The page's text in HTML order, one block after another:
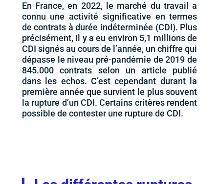
En France, en 2022, le marché du travail a
connu une activité significative en termes
de contrats à durée indéterminée (CDI). Plus
précisément, il y a eu environ 5,1 millions de
CDI signés au cours de l’année, un chiffre qui
dépasse le niveau pré-pandémie de 2019 de
845.000 contrats selon un article publié
dans les echos. C’est cependant durant la
première année que survient le plus souvent
la rupture d’un CDI. Certains critères rendent
possible de contester une rupture de CDI.